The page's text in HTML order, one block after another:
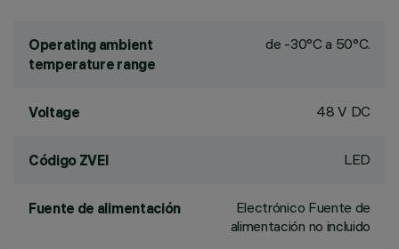
Operating ambient
temperature range
de -30°C a 50°C.
Voltage 48 V DC
Código ZVEI LED
Fuente de alimentación
Electrónico Fuente de
alimentación no incluido